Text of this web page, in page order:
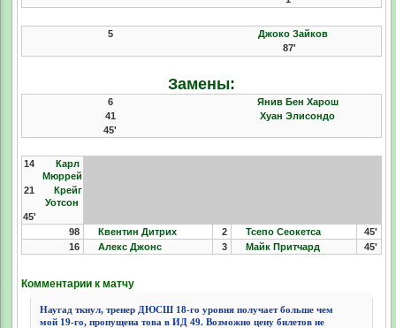
5
Джоко Зайков
87'
Замены:
6
Янив Бен Харош
41
Хуан Элисондо
45'
14
Карл
Мюррей
21
Крейг
Уотсон
45'
98
Квентин Дитрих 2 Тсепо Сеокетса
45'
16
Алекс Джонс 3 Майк Притчард 45'
Комментарии к матчу
Наугад ткнул, тренер ДЮСШ 18-го уровня получает больше чем
мой 19-го, пропущена това в ИД 49. Возможно цену билетов не